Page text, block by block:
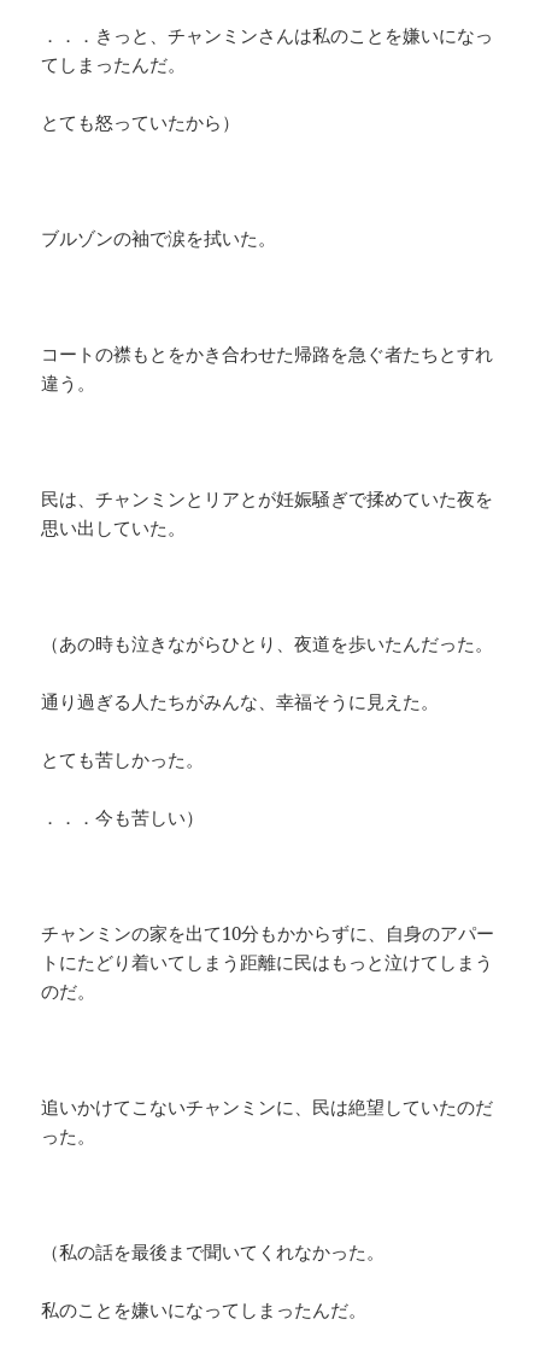
．．．きっと、チャンミンさんは私のことを嫌いになっ
てしまったんだ。
とても怒っていたから）
ブルゾンの袖で涙を拭いた。
コートの襟もとをかき合わせた帰路を急ぐ者たちとすれ
違う。
民は、チャンミンとリアとが妊娠騒ぎで揉めていた夜を
思い出していた。
（あの時も泣きながらひとり、夜道を歩いたんだった。
通り過ぎる人たちがみんな、幸福そうに見えた。
とても苦しかった。
．．．今も苦しい）
チャンミンの家を出て10分もかからずに、自身のアパー
トにたどり着いてしまう距離に民はもっと泣けてしまう
のだ。
追いかけてこないチャンミンに、民は絶望していたのだ
った。
（私の話を最後まで聞いてくれなかった。
私のことを嫌いになってしまったんだ。